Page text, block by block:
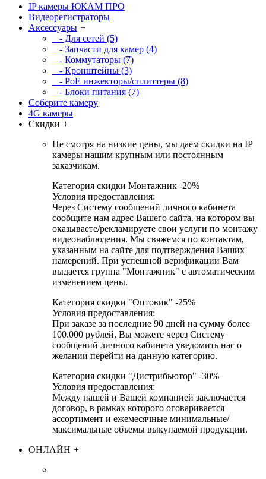
IP камеры ЮКАМ ПРО
Видеорегистраторы
Аксессуары +
- Для сетей (5)
- Запчасти для камер (4)
- Коммутаторы (7)
- Кронштейны (3)
- PoE инжекторы/сплиттеры (8)
- Блоки питания (7)
Соберите камеру
4G камеры
Скидки +
Не смотря на низкие цены, мы даем скидки на IP
камеры нашим крупным или постоянным
заказчикам.
Категория скидки Монтажник -20%
Условия предоставления:
Через Систему сообщений личного кабинета
сообщите нам адрес Вашего сайта. на котором вы
оказываете/рекламируете свои услуги по монтажу
видеонаблюдения. Мы свяжемся по контактам,
указанным на сайте для подтверждения Ваших
намерений. При успешной верификации Вам
выдается группа "Монтажник" с автоматическим
изменением цены.
Категория скидки "Оптовик" -25%
Условия предоставления:
При заказе за последние 90 дней на сумму более
100.000 рублей, Вы можете через Систему
сообщений личного кабинета уведомить нас о
желании перейти на данную категорию.
Категория скидки "Дистрибьютор" -30%
Условия предоставления:
Между нашей и Вашей компанией заключается
договор, в рамках которого оговаривается
ассортимент и ежемесячные минимальные/
максимальные объемы выкупаемой продукции.
ОНЛАЙН +